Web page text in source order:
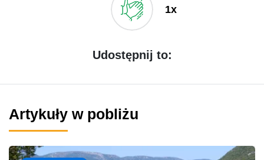
1x
Udostępnij to:
Artykuły w pobliżu